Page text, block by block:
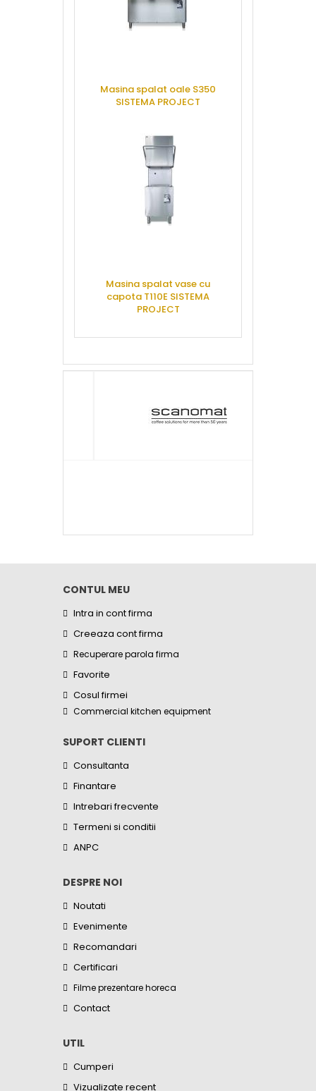
Masina spalat oale S350
SISTEMA PROJECT
Masina spalat vase cu
capota T110E SISTEMA
PROJECT
CERE OFERTA
CONTUL MEU
Intra in cont firma
Creeaza cont firma
Recuperare parola firma
Favorite
Cosul firmei
Commercial kitchen equipment
SUPORT CLIENTI
Consultanta
Finantare
Intrebari frecvente
Termeni si conditii
ANPC
DESPRE NOI
Noutati
Evenimente
Recomandari
Certificari
Filme prezentare horeca
Contact
UTIL
Cumperi
Vizualizate recent